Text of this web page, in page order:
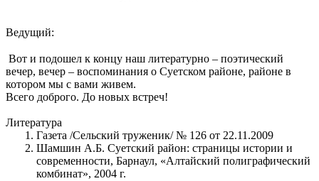
Ведущий:
Вот и подошел к концу наш литературно – поэтический
вечер, вечер – воспоминания о Суетском районе, районе в
котором мы с вами живем.
Всего доброго. До новых встреч!
Литература
Газета /Сельский труженик/ № 126 от 22.11.2009
Шамшин А.Б. Суетский район: страницы истории и
современности, Барнаул, «Алтайский полиграфический
комбинат», 2004 г.